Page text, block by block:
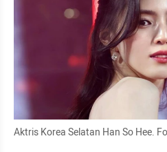
Aktris Korea Selatan Han So Hee.